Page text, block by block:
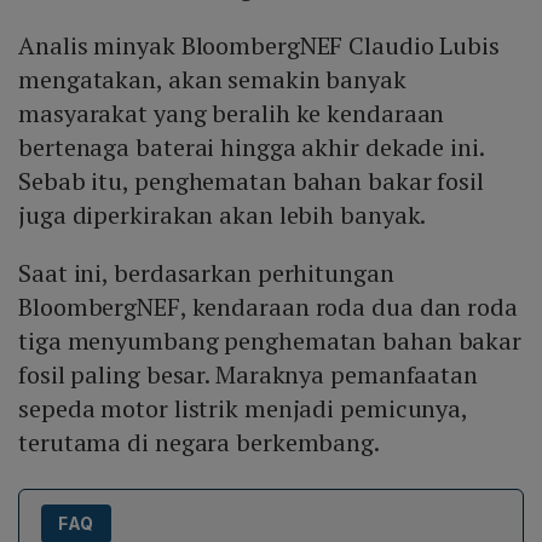
Analis minyak BloombergNEF Claudio Lubis
mengatakan, akan semakin banyak
masyarakat yang beralih ke kendaraan
bertenaga baterai hingga akhir dekade ini.
Sebab itu, penghematan bahan bakar fosil
juga diperkirakan akan lebih banyak.
Saat ini, berdasarkan perhitungan
BloombergNEF, kendaraan roda dua dan roda
tiga menyumbang penghematan bahan bakar
fosil paling besar. Maraknya pemanfaatan
sepeda motor listrik menjadi pemicunya,
terutama di negara berkembang.
FAQ